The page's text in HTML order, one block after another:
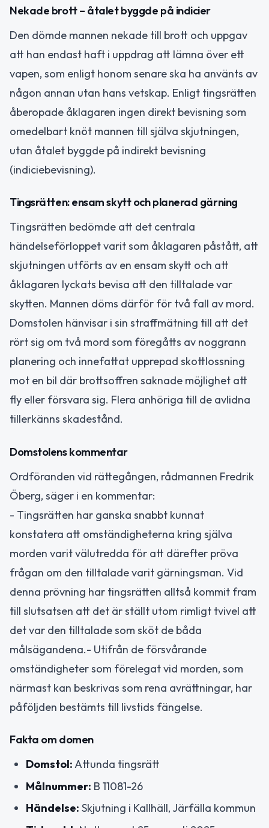
Nekade brott – åtalet byggde på indicier
Den dömde mannen nekade till brott och uppgav
att han endast haft i uppdrag att lämna över ett
vapen, som enligt honom senare ska ha använts av
någon annan utan hans vetskap. Enligt tingsrätten
åberopade åklagaren ingen direkt bevisning som
omedelbart knöt mannen till själva skjutningen,
utan åtalet byggde på indirekt bevisning
(indiciebevisning).
Tingsrätten: ensam skytt och planerad gärning
Tingsrätten bedömde att det centrala
händelseförloppet varit som åklagaren påstått, att
skjutningen utförts av en ensam skytt och att
åklagaren lyckats bevisa att den tilltalade var
skytten. Mannen döms därför för två fall av mord.
Domstolen hänvisar i sin straffmätning till att det
rört sig om två mord som föregåtts av noggrann
planering och innefattat upprepad skottlossning
mot en bil där brottsoffren saknade möjlighet att
fly eller försvara sig. Flera anhöriga till de avlidna
tillerkänns skadestånd.
Domstolens kommentar
Ordföranden vid rättegången, rådmannen Fredrik
Öberg, säger i en kommentar:
- Tingsrätten har ganska snabbt kunnat
konstatera att omständigheterna kring själva
morden varit välutredda för att därefter pröva
frågan om den tilltalade varit gärningsman. Vid
denna prövning har tingsrätten alltså kommit fram
till slutsatsen att det är ställt utom rimligt tvivel att
det var den tilltalade som sköt de båda
målsägandena.- Utifrån de försvårande
omständigheter som förelegat vid morden, som
närmast kan beskrivas som rena avrättningar, har
påföljden bestämts till livstids fängelse.
Fakta om domen
Domstol:Attunda tingsrätt
Målnummer: B 11081-26
Händelse: Skjutning i Kallhäll, Järfälla kommun